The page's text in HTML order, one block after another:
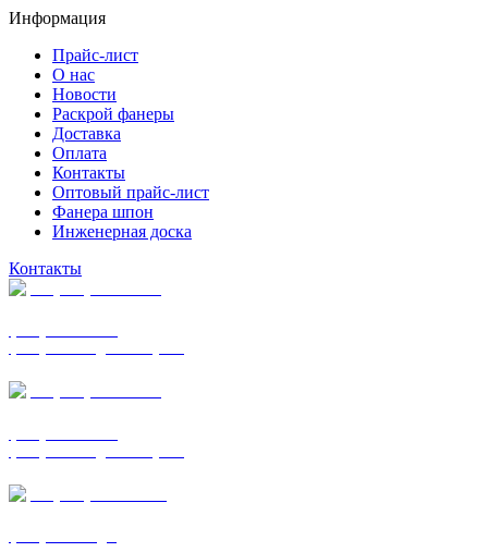
Информация
Прайс-лист
О нас
Новости
Раскрой фанеры
Доставка
Оплата
Контакты
Оптовый прайс-лист
Фанера шпон
Инженерная доска
Контакты